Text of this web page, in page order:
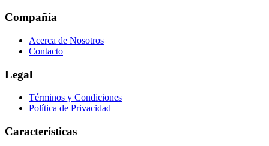
Compañía
Acerca de Nosotros
Contacto
Legal
Términos y Condiciones
Política de Privacidad
Características